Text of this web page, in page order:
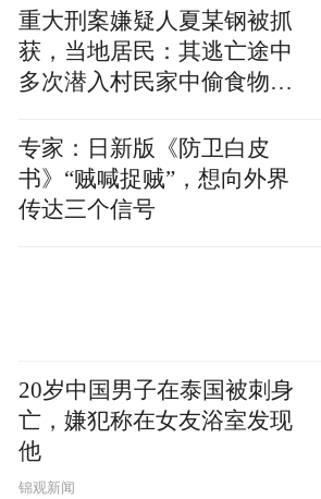
重大刑案嫌疑人夏某钢被抓
获，当地居民：其逃亡途中
多次潜入村民家中偷食物被
专家：日新版《防卫白皮
书》“贼喊捉贼”，想向外界
传达三个信号
20岁中国男子在泰国被刺身
亡，嫌犯称在女友浴室发现
他
锦观新闻